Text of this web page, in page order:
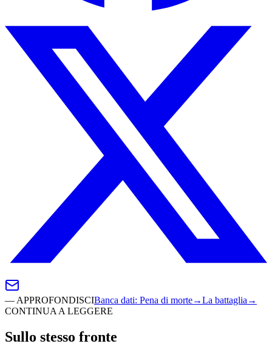
— APPROFONDISCIBanca dati: Pena di morte→La battaglia →
CONTINUA A LEGGERE
Sullo stesso fronte